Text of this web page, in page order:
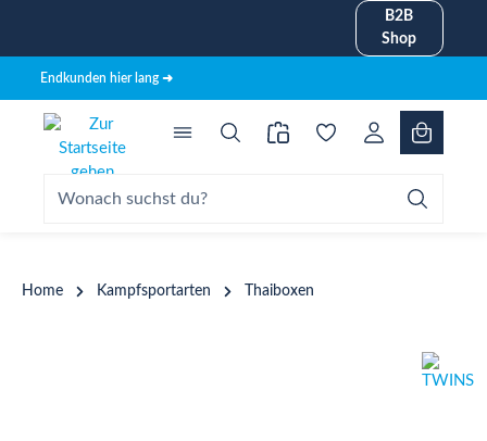
B2B
Shop
Endkunden hier lang ➜
Home Kampfsportarten Thaiboxen